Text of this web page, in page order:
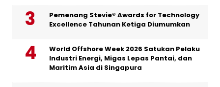
Pemenang Stevie® Awards for Technology
Excellence Tahunan Ketiga Diumumkan
World Offshore Week 2026 Satukan Pelaku
Industri Energi, Migas Lepas Pantai, dan
Maritim Asia di Singapura